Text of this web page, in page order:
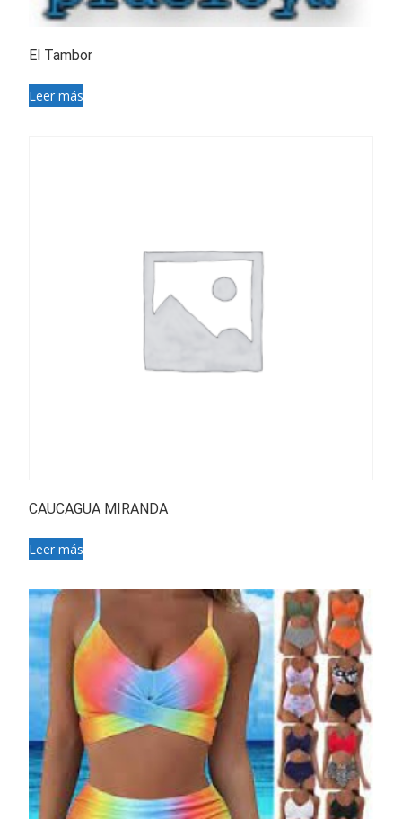
El Tambor
Leer más
CAUCAGUA MIRANDA
Leer más